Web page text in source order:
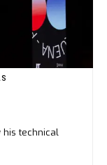
his technical